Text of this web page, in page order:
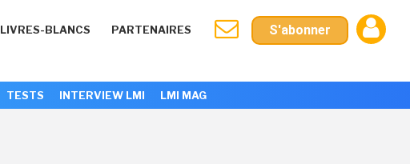
LIVRES-BLANCS PARTENAIRES S'abonner
TESTS INTERVIEW LMI LMI MAG